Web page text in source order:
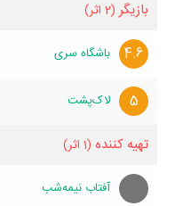
بازیگر(2 اثر)
4.6 باشگاه سری
5 لاک‌پشت
تهیه کننده (1 اثر)
آفتاب نیمه‌شب